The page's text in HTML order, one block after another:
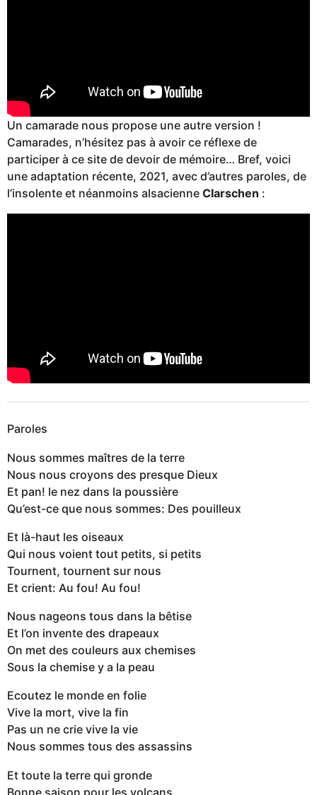
Un camarade nous propose une autre version !
Camarades, n’hésitez pas à avoir ce réflexe de
participer à ce site de devoir de mémoire… Bref, voici
une adaptation récente, 2021, avec d’autres paroles, de
l’insolente et néanmoins alsacienne Clarschen :
Paroles
Nous sommes maîtres de la terre
Nous nous croyons des presque Dieux
Et pan! le nez dans la poussière
Qu’est-ce que nous sommes: Des pouilleux
Et là-haut les oiseaux
Qui nous voient tout petits, si petits
Tournent, tournent sur nous
Et crient: Au fou! Au fou!
Nous nageons tous dans la bêtise
Et l’on invente des drapeaux
On met des couleurs aux chemises
Sous la chemise y a la peau
Ecoutez le monde en folie
Vive la mort, vive la fin
Pas un ne crie vive la vie
Nous sommes tous des assassins
Et toute la terre qui gronde
Bonne saison pour les volcans